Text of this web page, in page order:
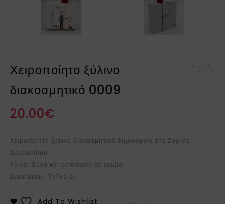
Χειροποίητο ξύλινο
διακοσμητικό 0009
20.00€
Χειροποίητο ξύλινο διακοσμητικό δημιουργία της Σοφίας
Συμεωνίδου.
Υλικό: Ξύλο και εκτύπωση σε καμβά
Διαστάσεις: 7x7x2 εκ
Add To Wishlist